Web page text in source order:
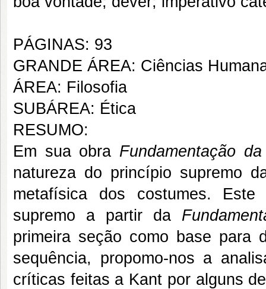
PÁGINAS: 93
GRANDE ÁREA: Ciências
ÁREA: Filosofia
SUBÁREA: Ética
RESUMO:
Em sua obra Fundamentação
natureza do princípio supremo
metafísica dos costumes.
supremo a partir da
primeira seção como base para
sequência, propomo-nos a
críticas feitas a Kant por alguns